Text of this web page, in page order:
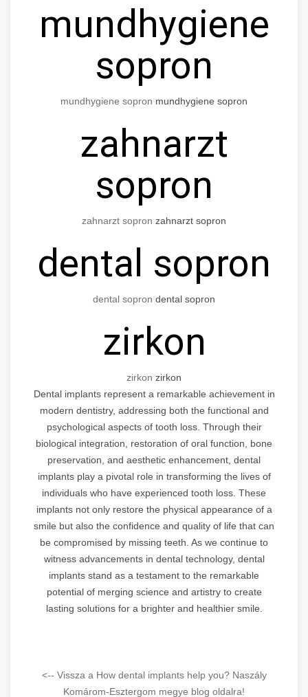
mundhygiene
sopron
mundhygiene sopron mundhygiene sopron
zahnarzt
sopron
zahnarzt sopron zahnarzt sopron
dental sopron
dental sopron dental sopron
zirkon
zirkon zirkon
Dental implants represent a remarkable achievement in
modern dentistry, addressing both the functional and
psychological aspects of tooth loss. Through their
biological integration, restoration of oral function, bone
preservation, and aesthetic enhancement, dental
implants play a pivotal role in transforming the lives of
individuals who have experienced tooth loss. These
implants not only restore the physical appearance of a
smile but also the confidence and quality of life that can
be compromised by missing teeth. As we continue to
witness advancements in dental technology, dental
implants stand as a testament to the remarkable
potential of merging science and artistry to create
lasting solutions for a brighter and healthier smile.
<-- Vissza a How dental implants help you? Naszály
Komárom-Esztergom megye blog oldalra!